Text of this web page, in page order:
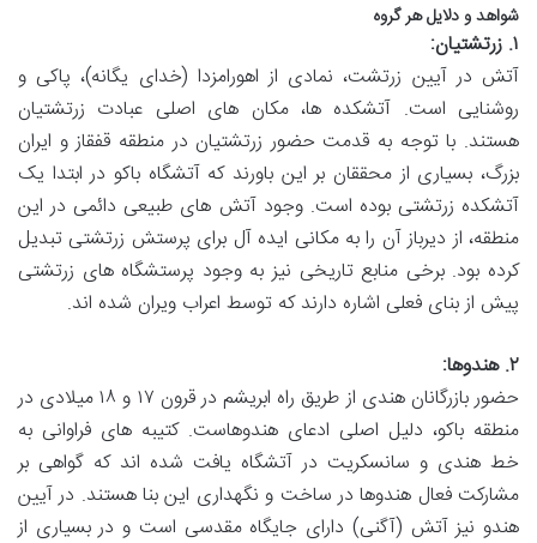
شواهد و دلایل هر گروه
۱. زرتشتیان:
آتش در آیین زرتشت، نمادی از اهورامزدا (خدای یگانه)، پاکی و
روشنایی است. آتشکده ها، مکان های اصلی عبادت زرتشتیان
هستند. با توجه به قدمت حضور زرتشتیان در منطقه قفقاز و ایران
بزرگ، بسیاری از محققان بر این باورند که آتشگاه باکو در ابتدا یک
آتشکده زرتشتی بوده است. وجود آتش های طبیعی دائمی در این
منطقه، از دیرباز آن را به مکانی ایده آل برای پرستش زرتشتی تبدیل
کرده بود. برخی منابع تاریخی نیز به وجود پرستشگاه های زرتشتی
پیش از بنای فعلی اشاره دارند که توسط اعراب ویران شده اند.
۲. هندوها:
حضور بازرگانان هندی از طریق راه ابریشم در قرون ۱۷ و ۱۸ میلادی در
منطقه باکو، دلیل اصلی ادعای هندوهاست. کتیبه های فراوانی به
خط هندی و سانسکریت در آتشگاه یافت شده اند که گواهی بر
مشارکت فعال هندوها در ساخت و نگهداری این بنا هستند. در آیین
هندو نیز آتش (آگنی) دارای جایگاه مقدسی است و در بسیاری از